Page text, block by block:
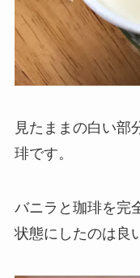
見たままの白い部
琲です。
バニラと珈琲を完
状態にしたのは良